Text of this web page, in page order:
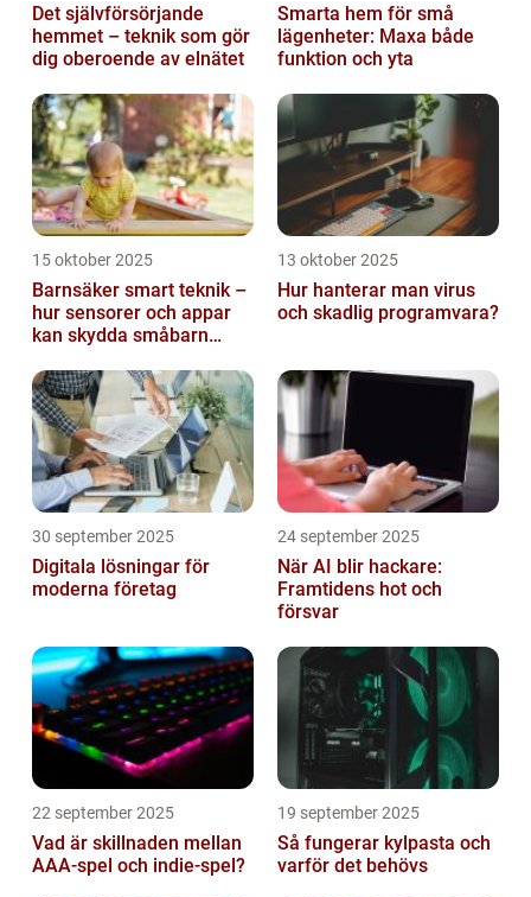
Det självförsörjande
hemmet – teknik som gör
dig oberoende av elnätet
Smarta hem för små
lägenheter: Maxa både
funktion och yta
15 oktober 2025
Barnsäker smart teknik –
hur sensorer och appar
kan skydda småbarn
13 oktober 2025
Hur hanterar man virus
och skadlig programvara?
30 september 2025
Digitala lösningar för
moderna företag
24 september 2025
När AI blir hackare:
Framtidens hot och
försvar
22 september 2025
Vad är skillnaden mellan
AAA-spel och indie-spel?
19 september 2025
Så fungerar kylpasta och
varför det behövs